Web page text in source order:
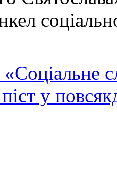
«Соціальне
піст у